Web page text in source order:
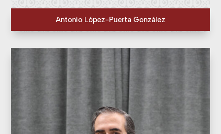
Antonio López-Puerta González